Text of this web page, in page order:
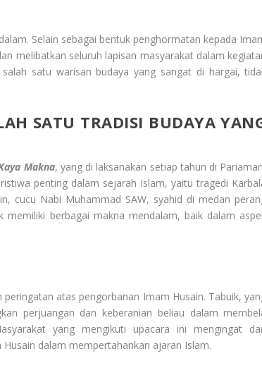
Selain sebagai bentuk penghormatan kepada
melibatkan seluruh lapisan masyarakat dalam
satu warisan budaya yang sangat di hargai,
SATU TRADISI BUDAYA
Makna, yang di laksanakan setiap tahun di
penting dalam sejarah Islam, yaitu tragedi
cucu Nabi Muhammad SAW, syahid di medan
memiliki berbagai makna mendalam, baik dalam
atas pengorbanan Imam Husain. Tabuik,
perjuangan dan keberanian beliau dalam
yang mengikuti upacara ini mengingat
dalam mempertahankan ajaran Islam.